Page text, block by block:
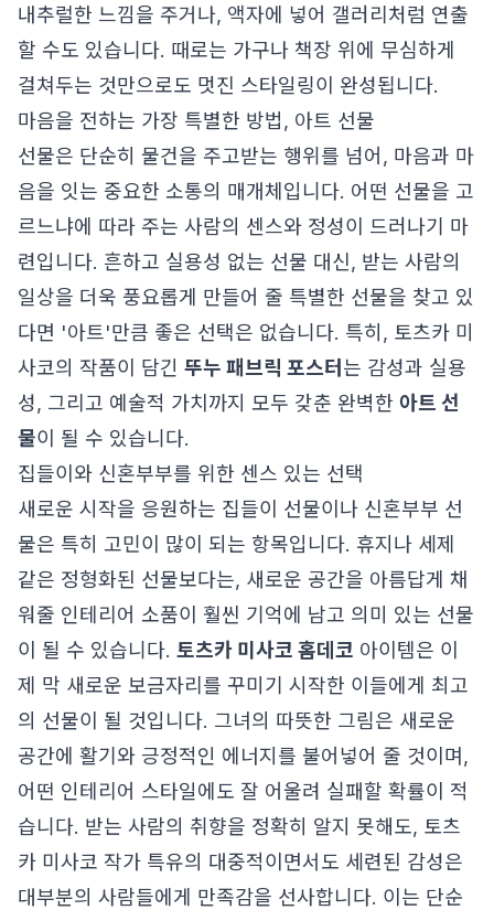
내추럴한 느낌을 주거나, 액자에 넣어 갤러리처럼 연출
할 수도 있습니다. 때로는 가구나 책장 위에 무심하게
걸쳐두는 것만으로도 멋진 스타일링이 완성됩니다.
마음을 전하는 가장 특별한 방법, 아트 선물
선물은 단순히 물건을 주고받는 행위를 넘어, 마음과 마
음을 잇는 중요한 소통의 매개체입니다. 어떤 선물을 고
르느냐에 따라 주는 사람의 센스와 정성이 드러나기 마
련입니다. 흔하고 실용성 없는 선물 대신, 받는 사람의
일상을 더욱 풍요롭게 만들어 줄 특별한 선물을 찾고 있
다면 '아트'만큼 좋은 선택은 없습니다. 특히, 토츠카 미
사코의 작품이 담긴 뚜누 패브릭 포스터 는 감성과 실용
성, 그리고 예술적 가치까지 모두 갖춘 완벽한 아트 선
물이 될 수 있습니다.
집들이와 신혼부부를 위한 센스 있는 선택
새로운 시작을 응원하는 집들이 선물이나 신혼부부 선
물은 특히 고민이 많이 되는 항목입니다. 휴지나 세제
같은 정형화된 선물보다는, 새로운 공간을 아름답게 채
워줄 인테리어 소품이 훨씬 기억에 남고 의미 있는 선물
이 될 수 있습니다. 토츠카 미사코 홈데코 아이템은 이
제 막 새로운 보금자리를 꾸미기 시작한 이들에게 최고
의 선물이 될 것입니다. 그녀의 따뜻한 그림은 새로운
공간에 활기와 긍정적인 에너지를 불어넣어 줄 것이며,
어떤 인테리어 스타일에도 잘 어울려 실패할 확률이 적
습니다. 받는 사람의 취향을 정확히 알지 못해도, 토츠
카 미사코 작가 특유의 대중적이면서도 세련된 감성은
대부분의 사람들에게 만족감을 선사합니다. 이는 단순